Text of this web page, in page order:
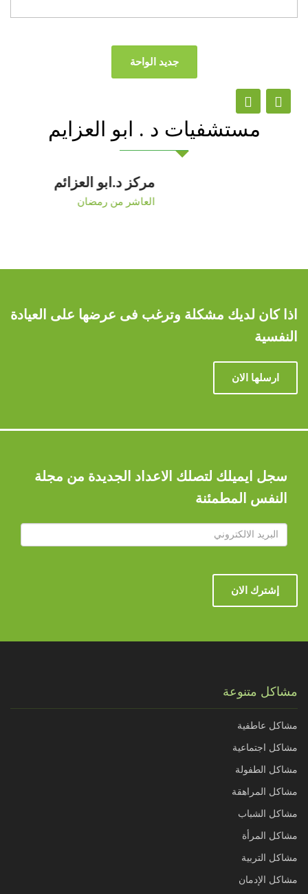
جديد الواحة
مستشفيات د . ابو العزايم
اذا كان لديك مشكلة وترغب فى عرضها على العيادة
النفسية
ارسلها الان
سجل ايميلك لتصلك الاعداد الجديدة من مجلة
النفس المطمئنة
إشترك الان
مشاكل متنوعة
مشاكل عاطفية
مشاكل اجتماعية
مشاكل الطفولة
مشاكل المراهقة
مشاكل الشباب
مشاكل المرأة
مشاكل التربية
مشاكل الإدمان